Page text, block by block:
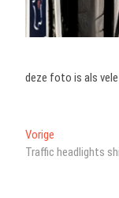
deze foto is als
Bericht
navigatie
Vorige
bericht:
Traffic headlights